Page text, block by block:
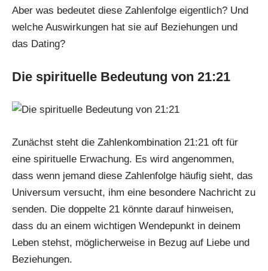
Aber was bedeutet diese Zahlenfolge eigentlich? Und
welche Auswirkungen hat sie auf Beziehungen und
das Dating?
Die spirituelle Bedeutung von 21:21
Zunächst steht die Zahlenkombination 21:21 oft für
eine spirituelle Erwachung. Es wird angenommen,
dass wenn jemand diese Zahlenfolge häufig sieht, das
Universum versucht, ihm eine besondere Nachricht zu
senden. Die doppelte 21 könnte darauf hinweisen,
dass du an einem wichtigen Wendepunkt in deinem
Leben stehst, möglicherweise in Bezug auf Liebe und
Beziehungen.